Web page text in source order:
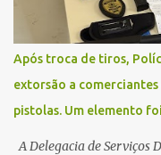
Após troca de tiros,
extorsão a
pistolas. Um elemento
A Delegacia de Serviços